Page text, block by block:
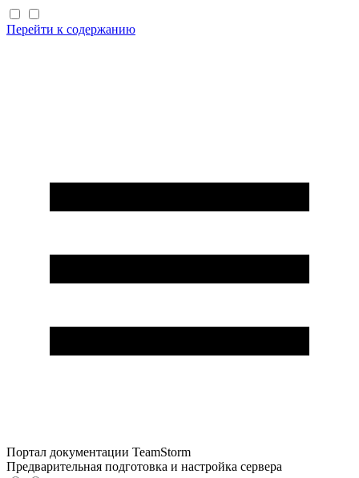
Перейти к содержанию
Портал документации TeamStorm
Предварительная подготовка и настройка сервера